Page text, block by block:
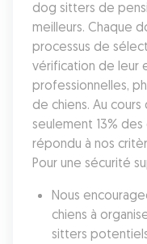
dog sitters de
meilleurs. Chaque
processus de
vérification de leur
professionnelles,
de chiens. Au
seulement 13%
répondu à nos
Pour une sécurité
Nous
chiens à
sitters